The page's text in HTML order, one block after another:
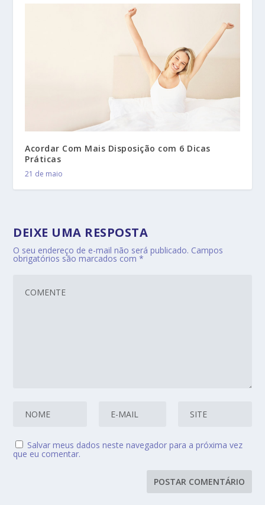
Acordar Com Mais Disposição com 6 Dicas
Práticas
21 de maio
DEIXE UMA RESPOSTA
O seu endereço de e-mail não será publicado. Campos
obrigatórios são marcados com*
Salvar meus dados neste navegador para a próxima vez
que eu comentar.